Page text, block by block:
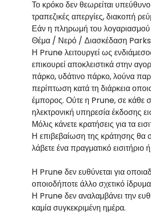
Το κρόκο δεν θεωρείται
τραπεζικές απεργίες, διακοπή
Εάν η πληρωμή του λογαριασμού
Θέμα / Νερό / Διασκέδαση Parks
Η Prune λειτουργεί ως
επικουρεί αποκλειστικά στην
πάρκο, υδάτινο πάρκο, λούνα
περίπτωση κατά τη διάρκεια
έμπορος. Ούτε η Prune, σε κάθε
ηλεκτρονική υπηρεσία έκδοσης
Μόλις κάνετε κρατήσεις για τα
Η επιβεβαίωση της κράτησης θα
λάβετε ένα πραγματικό
Η Prune δεν ευθύνεται για
οποιοδήποτε άλλο σχετικό
Η Prune δεν αναλαμβάνει την
καμία συγκεκριμένη ημέρα.